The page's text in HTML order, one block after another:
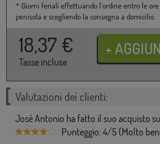
* Giorni feriali effettuando l'ordine entro le ore
penisola e scegliendo la consegna a domicilio.
18,37 €
Tasse incluse
Valutazioni dei clienti:
José Antonio ha fatto il suo acquisto
Punteggio: 4/5 (Molto